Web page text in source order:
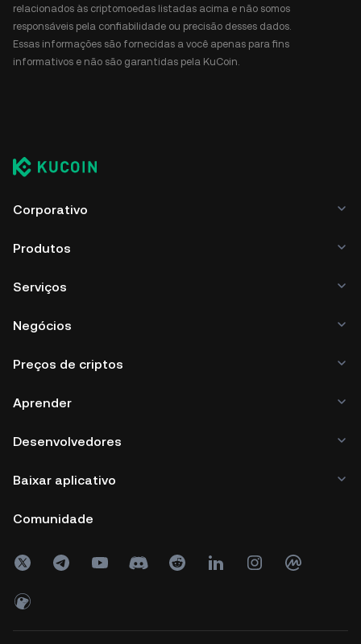
relacionados às criptomoedas listadas acima e não somos
responsáveis pela confiabilidade ou precisão desses dados.
Essas informações são fornecidas a você apenas para fins
informativos e não são garantidas pela KuCoin.
Corporativo
Produtos
Serviços
Negócios
Preços de criptos
Aprender
Desenvolvedores
Baixar aplicativo
Comunidade